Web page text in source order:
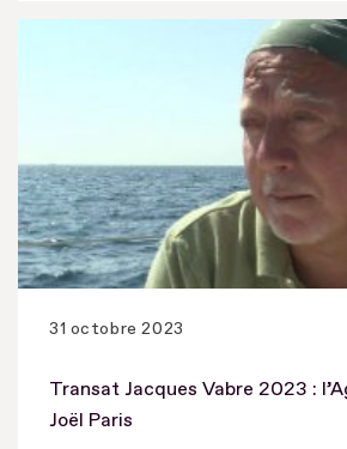
31 octobre 2023
Transat Jacques Vabre 2023 :
Joël Paris